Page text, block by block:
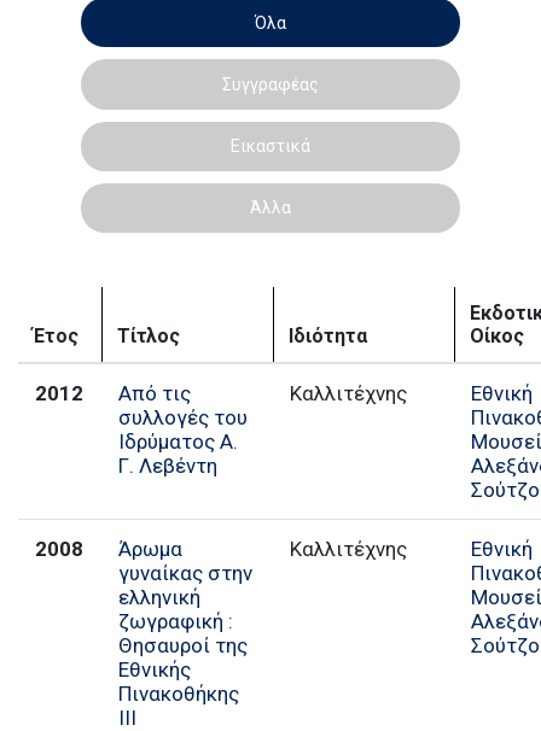
Όλα
Συγγραφέας
Εικαστικά
Άλλα
Έτος Τίτλος Ιδιότητα
Οίκος
2012
Από τις
συλλογές του
Ιδρύματος Α.
Γ. Λεβέντη
Καλλιτέχνης
Εθνική
2008
Άρωμα
γυναίκας στην
ελληνική
ζωγραφική :
Θησαυροί της
Εθνικής
Πινακοθήκης
ΙΙΙ
Καλλιτέχνης
Εθνική